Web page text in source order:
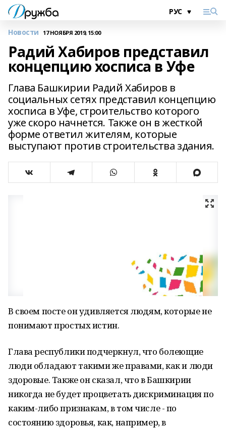
Новости 17 НОЯБРЯ 2019, 15:00
Радий Хабиров представил
концепцию хосписа в Уфе
Глава Башкирии Радий Хабиров в
социальных сетях представил концепцию
хосписа в Уфе, строительство которого
уже скоро начнется. Также он в жесткой
форме ответил жителям, которые
выступают против строительства здания.
В своем посте он удивляется людям, которые не
понимают простых истин.
Глава республики подчеркнул, что болеющие
люди обладают такими же правами, как и люди
здоровые. Также он сказал, что в Башкирии
никогда не будет процветать дискриминация по
каким-либо признакам, в том числе - по
состоянию здоровья, как, например, в